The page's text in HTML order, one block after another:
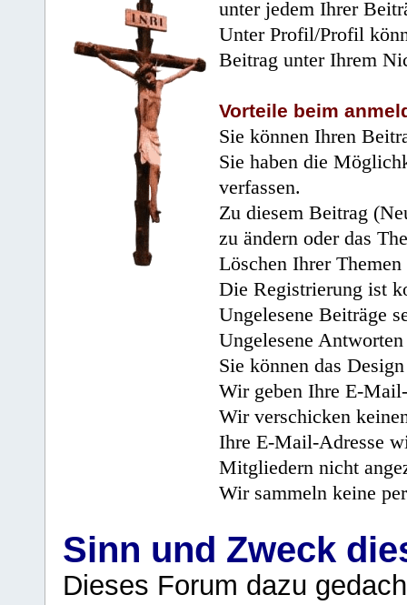
unter jedem Ihrer
Unter Profil/Profil
Beitrag unter Ihrem
Vorteile beim
Sie können Ihren
Sie haben die
verfassen.
Zu diesem Beitrag
zu ändern oder das
Löschen Ihrer
Die Registrierung ist
Ungelesene Beiträge
Ungelesene
Sie können das
Wir geben Ihre E-
Wir verschicken
Ihre E-Mail-Adresse
Mitgliedern nicht
Wir sammeln keine
Sinn und Zweck
Dieses Forum dazu